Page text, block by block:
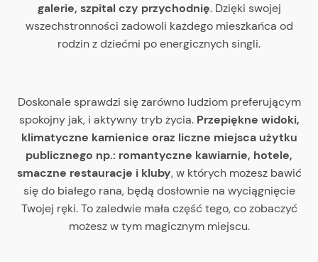
galerie, szpital czy przychodnię. Dzięki swojej
wszechstronności zadowoli każdego mieszkańca od
rodzin z dziećmi po energicznych singli.
Doskonale sprawdzi się zarówno ludziom preferującym
spokojny jak, i aktywny tryb życia. Przepiękne widoki,
klimatyczne kamienice oraz liczne miejsca użytku
publicznego np.: romantyczne kawiarnie, hotele,
smaczne restauracje i kluby, w których możesz bawić
się do białego rana, będą dosłownie na wyciągnięcie
Twojej ręki. To zaledwie mała część tego, co zobaczyć
możesz w tym magicznym miejscu.